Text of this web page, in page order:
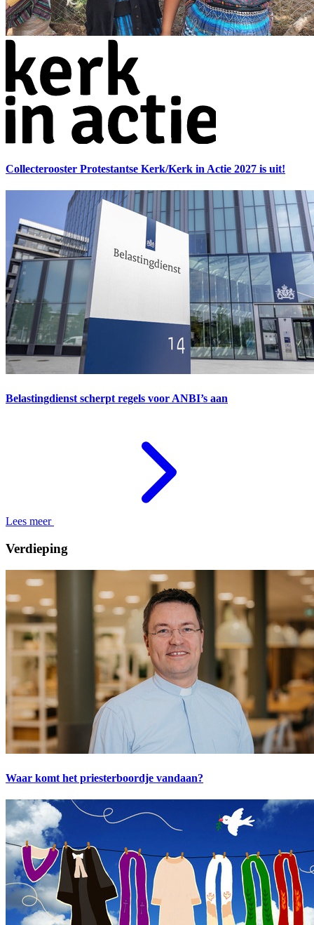
Collecterooster Protestantse Kerk/Kerk in Actie 2027 is uit!
Belastingdienst scherpt regels voor ANBI’s aan
Lees meer
Verdieping
Waar komt het priesterboordje vandaan?